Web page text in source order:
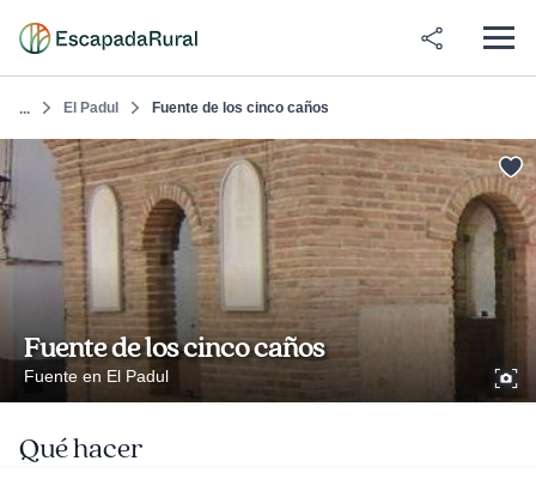
... El Padul Fuente de los cinco caños
Fuente de los cinco caños
Fuente en El Padul
Qué hacer